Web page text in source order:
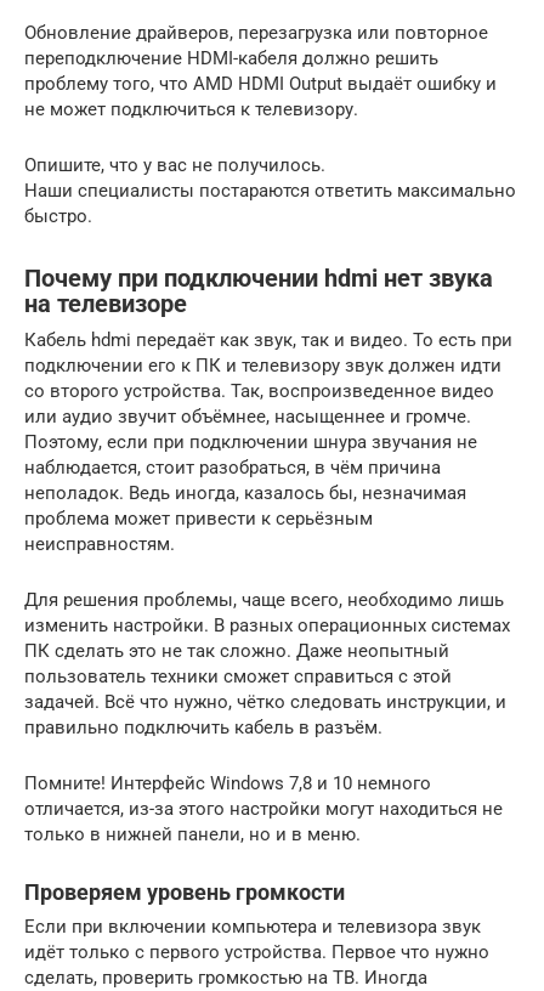
Обновление драйверов, перезагрузка или повторное
переподключение HDMI-кабеля должно решить
проблему того, что AMD HDMI Output выдаёт ошибку и
не может подключиться к телевизору.
Опишите, что у вас не получилось.
Наши специалисты постараются ответить максимально
быстро.
Почему при подключении hdmi нет звука
на телевизоре
Кабель hdmi передаёт как звук, так и видео. То есть при
подключении его к ПК и телевизору звук должен идти
со второго устройства. Так, воспроизведенное видео
или аудио звучит объёмнее, насыщеннее и громче.
Поэтому, если при подключении шнура звучания не
наблюдается, стоит разобраться, в чём причина
неполадок. Ведь иногда, казалось бы, незначимая
проблема может привести к серьёзным
неисправностям.
Для решения проблемы, чаще всего, необходимо лишь
изменить настройки. В разных операционных системах
ПК сделать это не так сложно. Даже неопытный
пользователь техники сможет справиться с этой
задачей. Всё что нужно, чётко следовать инструкции, и
правильно подключить кабель в разъём.
Помните! Интерфейс Windows 7,8 и 10 немного
отличается, из-за этого настройки могут находиться не
только в нижней панели, но и в меню.
Проверяем уровень громкости
Если при включении компьютера и телевизора звук
идёт только с первого устройства. Первое что нужно
сделать, проверить громкостью на ТВ. Иногда